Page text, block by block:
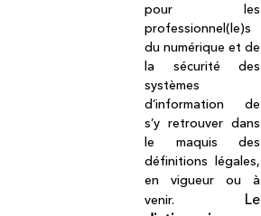
pour les
professionnel(le)s
du numérique et de
la sécurité des
systèmes
d’information de
s’y retrouver dans
le maquis des
définitions légales,
en vigueur ou à
venir. Le